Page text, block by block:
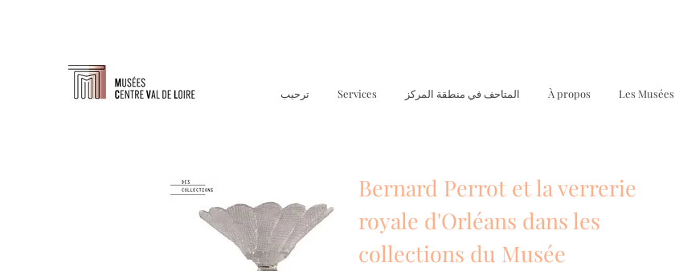
ترحيب Services المتاحف في منطقة المركز À propos Les Musées
Bernard Perrot et la verrerie
royale d'Orléans dans les
collections du Musée